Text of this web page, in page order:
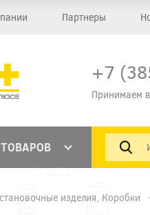
Партнеры
+7
Принимаем
изделия, Коробки